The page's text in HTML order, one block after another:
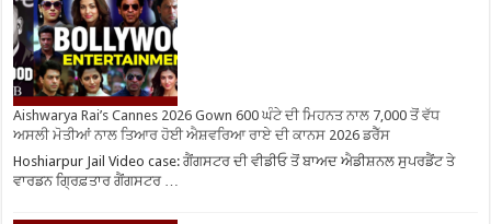
Aishwarya Rai’s Cannes 2026 Gown 600 ਘੰਟੇ ਦੀ ਮਿਹਨਤ ਨਾਲ 7,000 ਤੋਂ ਵੱਧ
ਅਸਲੀ ਮੋਤੀਆਂ ਨਾਲ ਤਿਆਰ ਹੋਈ ਐਸ਼ਵਰਿਆ ਰਾਏ ਦੀ ਕਾਨਸ 2026 ਡਰੈੱਸ
Hoshiarpur Jail Video case: ਗੈਂਗਸਟਰ ਦੀ ਵੀਡੀਓ ਤੋਂ ਬਾਅਦ ਐਡੀਸ਼ਨਲ ਸੁਪਰਡੈਂਟ ਤੇ
ਵਾਰਡਨ ਗ੍ਰਿਫ਼ਤਾਰ ਗੈਂਗਸਟਰ …